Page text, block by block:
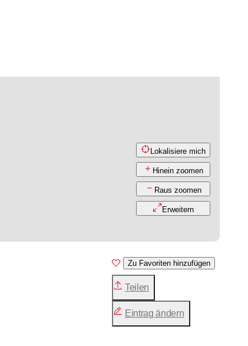
Lokalisiere mich
Hinein zoomen
Raus zoomen
Erweitern
Zu Favoriten hinzufügen
Teilen
Eintrag ändern